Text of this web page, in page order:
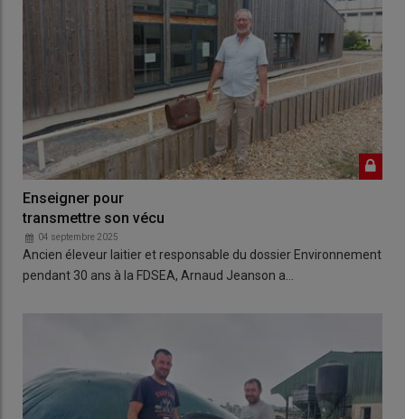
Enseigner pour
transmettre son vécu
04 septembre 2025
Ancien éleveur laitier et responsable du dossier Environnement
pendant 30 ans à la FDSEA, Arnaud Jeanson a…